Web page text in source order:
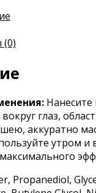
Нанесите
глаз,
аккуратно
утром и
Propanediol,